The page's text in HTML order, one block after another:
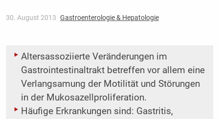
30. August 2013 Gastroenterologie & Hepatologie
Altersassoziierte Veränderungen im
Gastrointestinaltrakt betreffen vor allem eine
Verlangsamung der Motilität und Störungen
in der Mukosazellproliferation.
Häufige Erkrankungen sind: Gastritis,